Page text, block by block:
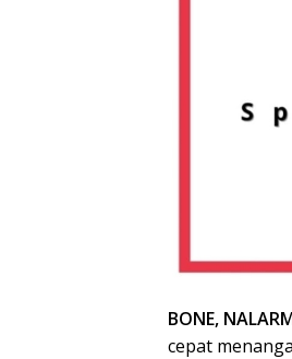
BONE,
cepat